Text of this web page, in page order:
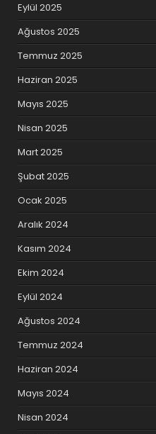
Eylül 2025
Ağustos 2025
Temmuz 2025
Haziran 2025
Mayıs 2025
Nisan 2025
Mart 2025
Şubat 2025
Ocak 2025
Aralık 2024
Kasım 2024
Ekim 2024
Eylül 2024
Ağustos 2024
Temmuz 2024
Haziran 2024
Mayıs 2024
Nisan 2024